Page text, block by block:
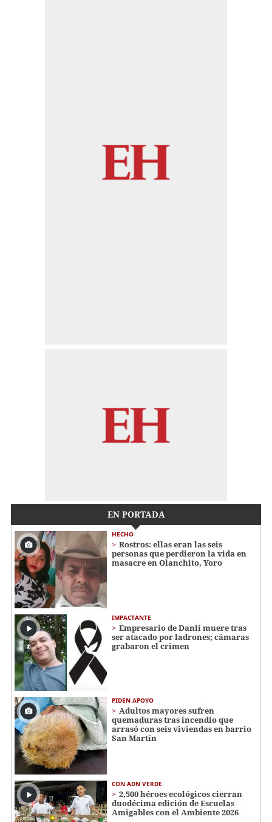
EN PORTADA
HECHO
Rostros: ellas eran las seis
personas que perdieron la vida en
masacre en Olanchito, Yoro
IMPACTANTE
Empresario de Danlí muere tras
ser atacado por ladrones; cámaras
grabaron el crimen
PIDEN APOYO
Adultos mayores sufren
quemaduras tras incendio que
arrasó con seis viviendas en barrio
San Martín
CON ADN VERDE
2,500 héroes ecológicos cierran
duodécima edición de Escuelas
Amigables con el Ambiente 2026